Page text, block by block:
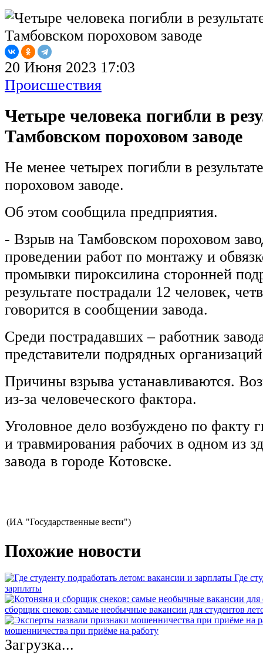
20 Июня 2023 17:03
Происшествия
Четыре человека погибли в
Тамбовском пороховом заводе
Не менее четырех погибли в
пороховом заводе.
Об этом сообщила предприятия.
- Взрыв на Тамбовском пороховом
проведении работ по монтажу и
промывки пироксилина сторонней
результате пострадали 12 человек,
говорится в сообщении завода.
Среди пострадавших – работник
представители подрядных
Причины взрыва устанавливаются.
из-за человеческого фактора.
Уголовное дело возбуждено по факту
и травмирования рабочих в одном из
завода в городе Котовске.
(ИА "Государственные вести")
Похожие новости
Где
зарплаты
сборщик снеков: самые необычные вакансии для студентов
мошенничества при приёме на работу
Загрузка...